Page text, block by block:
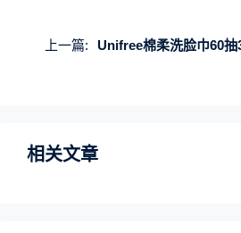
上一篇: Unifree棉柔洗脸巾60抽3包到
相关文章